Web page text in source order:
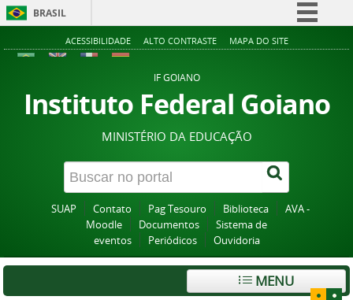
BRASIL
Simplifique!
Acesso à informação
Legislação
Canais
ACESSIBILIDADE ALTO CONTRASTE MAPA DO SITE
IF GOIANO
Instituto Federal Goiano
MINISTÉRIO DA EDUCAÇÃO
SUAP Contato Pag Tesouro Biblioteca
AVA -
Moodle
Documentos
Sistema de
eventos
Periódicos Ouvidoria
MENU